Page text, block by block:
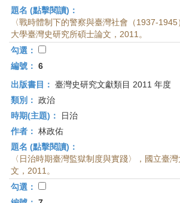
題名 (點擊閱讀)：
〈戰時體制下的警察與臺灣社會（1937-
大學臺灣史研究所碩士論文，2011。
勾選：
編號： 6
出版書目： 臺灣史研究文獻類目 2011 年度
類別： 政治
時期(主題)：
日治
作者： 林政佑
題名 (點擊閱讀)：
〈日治時期臺灣監獄制度與實踐〉，國立臺
文，2011。
勾選：